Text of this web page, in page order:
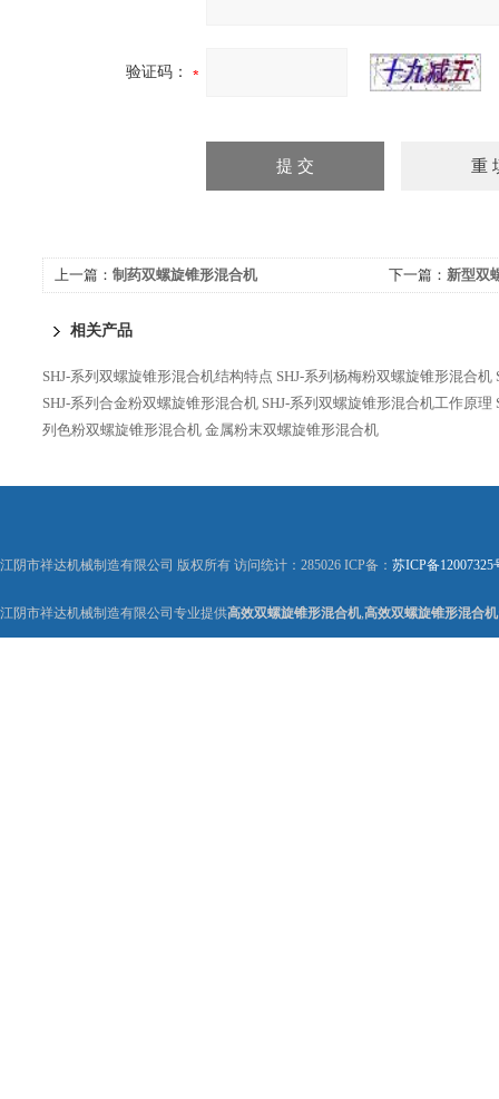
验证码：
上一篇： 制药双螺旋锥形混合机 下一篇： 新型双
相关产品
SHJ-系列双螺旋锥形混合机结构特点 SHJ-系列杨梅粉双螺旋锥形混合机
SHJ-系列合金粉双螺旋锥形混合机 SHJ-系列双螺旋锥形混合机工作原理
列色粉双螺旋锥形混合机 金属粉末双螺旋锥形混合机
江阴市祥达机械制造有限公司 版权所有 访问统计：285026 ICP备： 苏ICP备12007325
江阴市祥达机械制造有限公司专业提供高效双螺旋锥形混合机,高效双螺旋锥形混合